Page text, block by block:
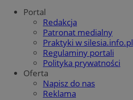
Portal
Redakcja
Patronat medialny
Praktyki w silesia.info.pl
Regulaminy portali
Polityka prywatności
Oferta
Napisz do nas
Reklama